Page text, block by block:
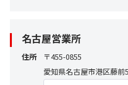
名古屋営業所
住所
〒455-0855
愛知県名古屋市港区藤